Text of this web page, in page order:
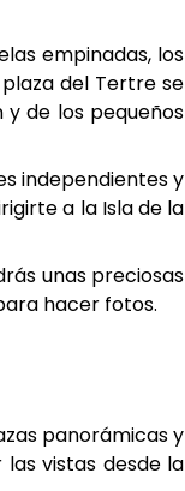
empinadas, los
del Tertre se
de los pequeños
independientes y
a la Isla de la
unas preciosas
hacer fotos.
panorámicas y
vistas desde la